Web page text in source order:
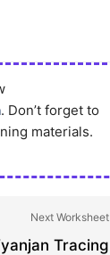
. Don’t forget to
materials.
Next Worksheet
Tracing